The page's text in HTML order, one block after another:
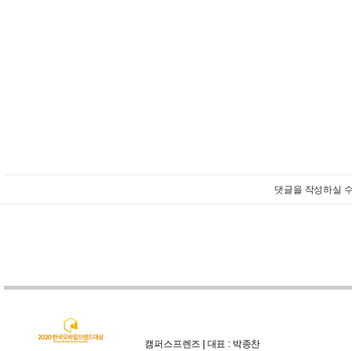
댓글을 작성하실
캠퍼스프렌즈 | 대표 : 박종찬